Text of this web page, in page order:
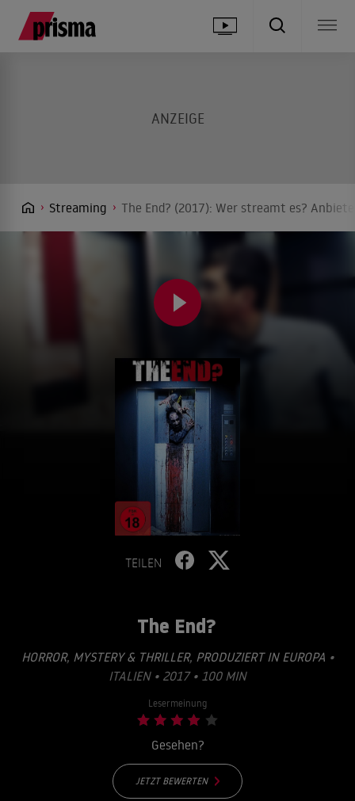
Streaming The End? (2017): Wer streamt es?
TEILEN
The End?
HORROR, MYSTERY & THRILLER, PRODUZIERT IN EUROPA •
ITALIEN • 2017 • 100 MIN
Lesermeinung
Gesehen?
JETZT BEWERTEN